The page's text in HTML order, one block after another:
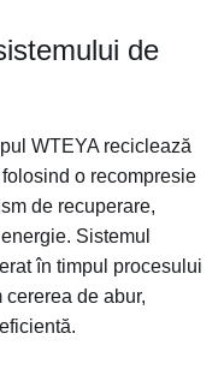
de
WTEYA reciclează
o recompresie
de recuperare,
Sistemul
în timpul procesului
de abur,